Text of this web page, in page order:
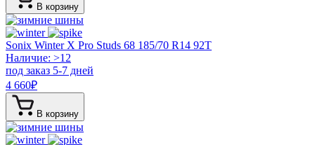
В корзину
Sonix Winter X Pro Studs 68 185/70 R14 92T
Наличие: >12
под заказ 5-7 дней
4 660₽
В корзину